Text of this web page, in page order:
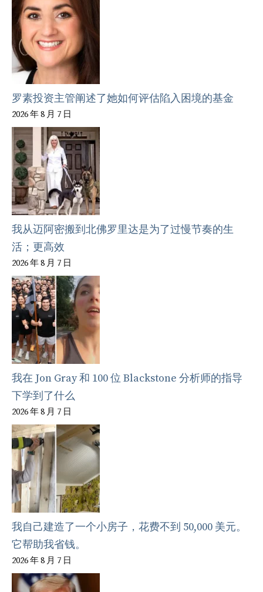
罗素投资主管阐述了她如何评估陷入困境的基金
2026 年 8 月 7 日
我从迈阿密搬到北佛罗里达是为了过慢节奏的生
活；更高效
2026 年 8 月 7 日
我在 Jon Gray 和 100 位 Blackstone 分析师的指导
下学到了什么
2026 年 8 月 7 日
我自己建造了一个小房子，花费不到 50,000 美元。
它帮助我省钱。
2026 年 8 月 7 日